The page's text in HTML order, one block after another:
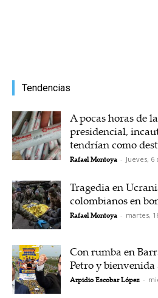
Tendencias
A pocas horas de
presidencial,
tendrían como
Rafael Montoya - Jueves, 6
Tragedia en
colombianos en
Rafael Montoya - martes,
Con rumba en
Petro y
Arpidio Escobar López -